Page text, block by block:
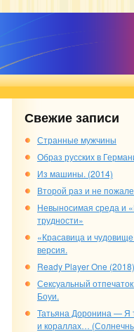
Свежие записи
Странные мужчины
Образ русских в
Из машины. (2014)
Второй раз и не
Невыносимая среда и
трудности»
«Красавица и
версия.
Ready Player One (2018)
Сексуальный
Боуи.
Татьяна Доронина — Я
и кораллах…